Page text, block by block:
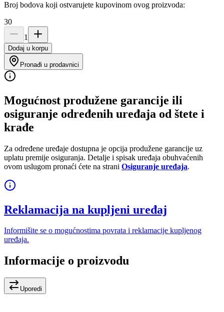
Broj bodova koji ostvarujete kupovinom ovog proizvoda:
30
1
Dodaj u korpu
Pronađi u prodavnici
Mogućnost produžene garancije ili
osiguranje određenih uređaja od štete i
krađe
Za određene uređaje dostupna je opcija produžene garancije uz
uplatu premije osiguranja. Detalje i spisak uređaja obuhvaćenih
ovom uslugom pronaći ćete na strani Osiguranje uređaja.
Reklamacija na kupljeni uređaj
Informišite se o mogućnostima povrata i reklamacije kupljenog
uređaja.
Informacije o proizvodu
Uporedi